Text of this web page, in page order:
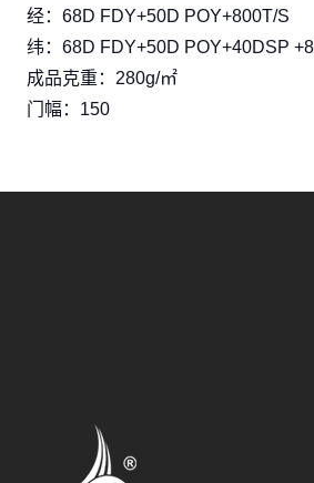
经：68D FDY+50D POY+800T/S
纬：68D FDY+50D POY+40DSP
成品克重：280g/㎡
门幅：150